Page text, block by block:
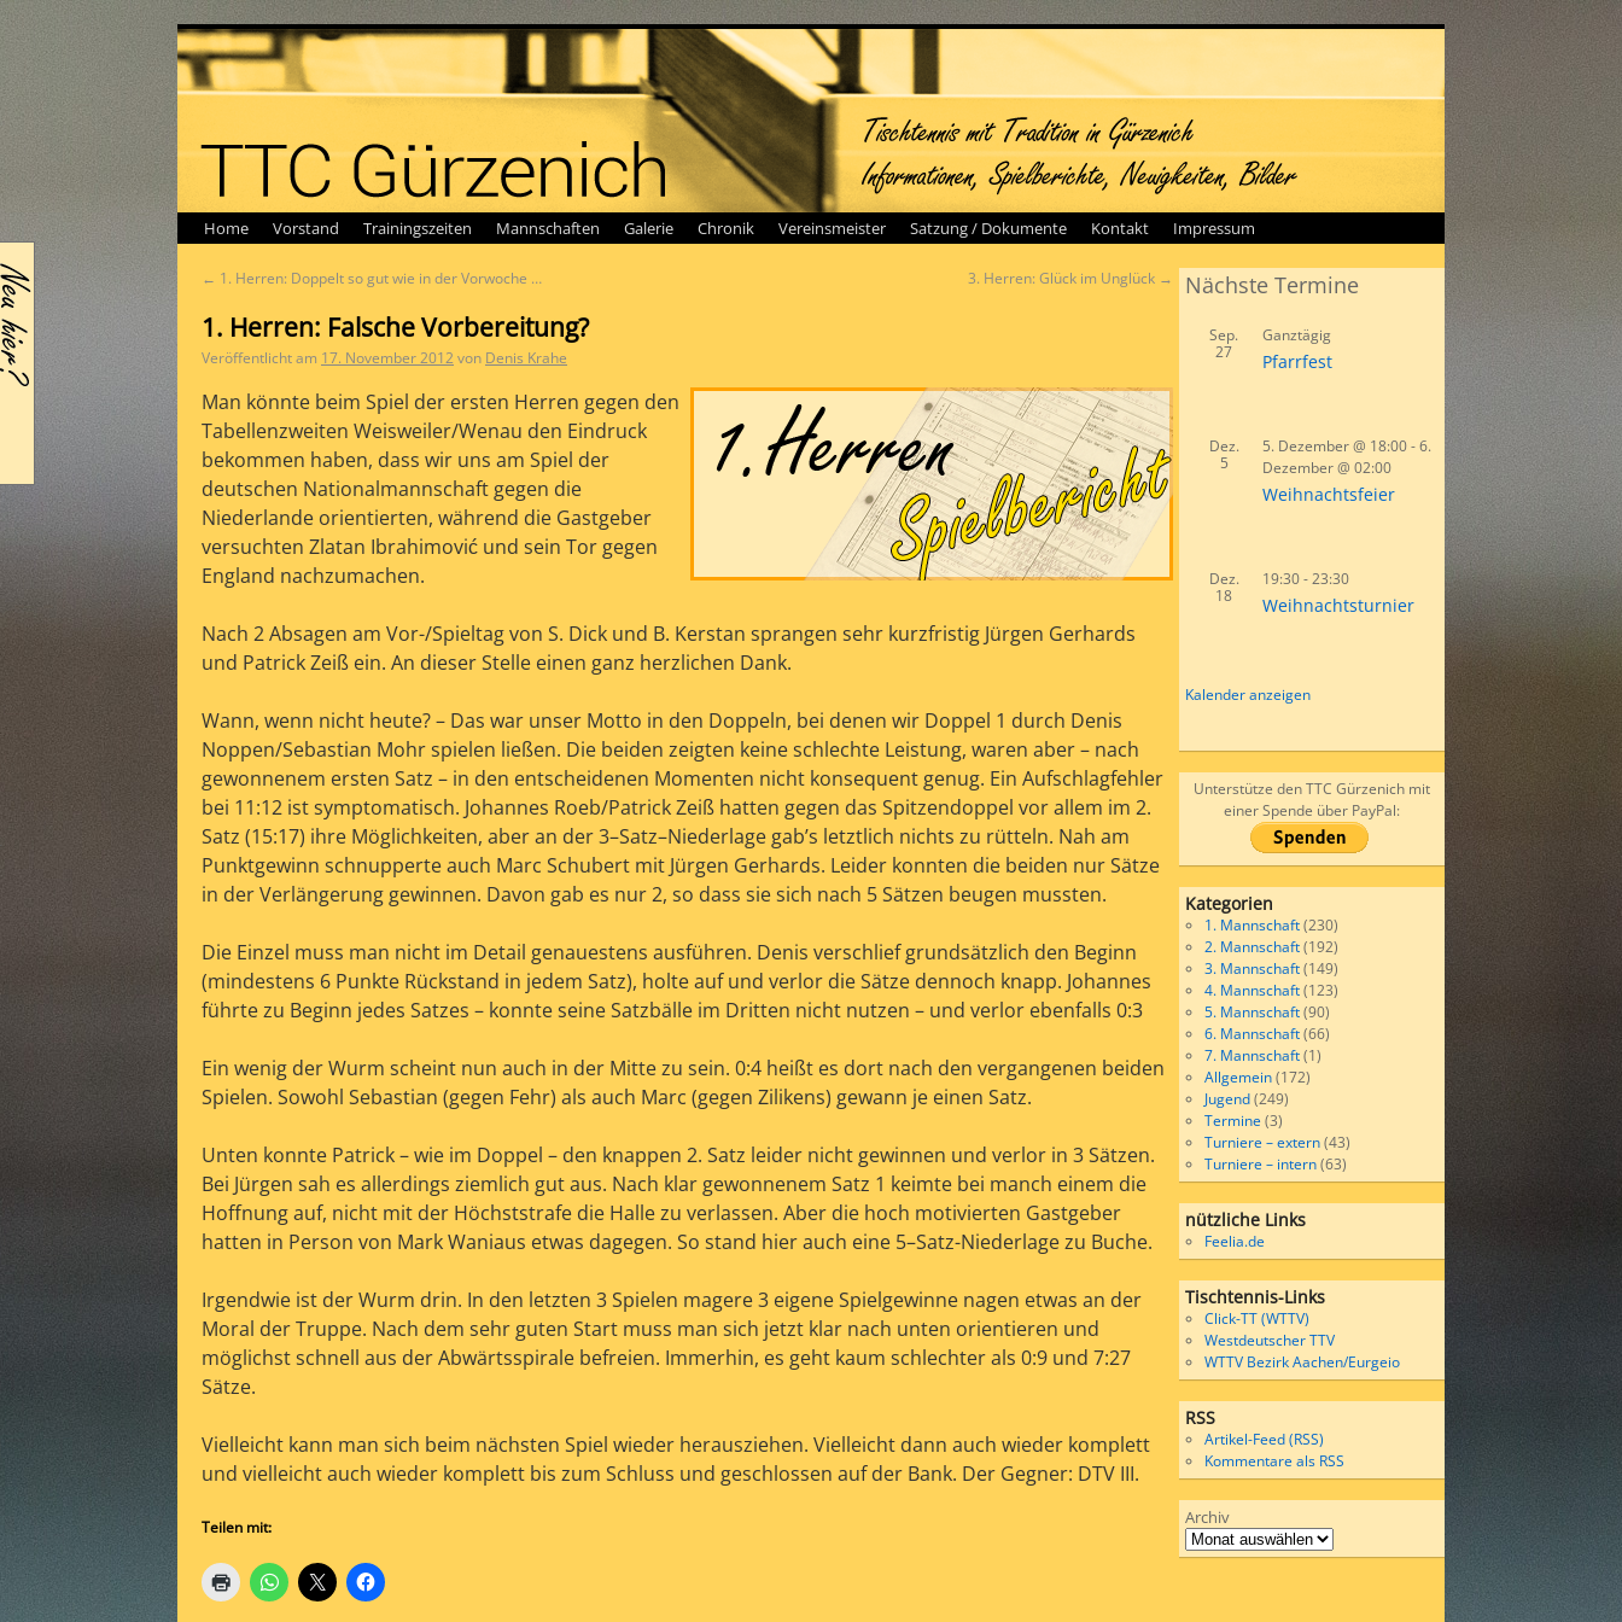
Home Vorstand Trainingszeiten Mannschaften Galerie Chronik Vereinsmeister Satzung / Dokumente Kontakt Impressum
← 1. Herren: Doppelt so gut wie in der Vorwoche … 3. Herren: Glück im Unglück →
1. Herren: Falsche Vorbereitung?
Veröffentlicht am 17. November 2012 von Denis Krahe
Man könnte beim Spiel der ersten Herren gegen den
Tabellenzweiten Weisweiler/Wenau den Eindruck
bekommen haben, dass wir uns am Spiel der
deutschen Nationalmannschaft gegen die
Niederlande orientierten, während die Gastgeber
versuchten Zlatan Ibrahimović und sein Tor gegen
England nachzumachen.
Nach 2 Absagen am Vor-/Spieltag von S. Dick und B. Kerstan sprangen sehr kurzfristig Jürgen Gerhards
und Patrick Zeiß ein. An dieser Stelle einen ganz herzlichen Dank.
Wann, wenn nicht heute? – Das war unser Motto in den Doppeln, bei denen wir Doppel 1 durch Denis
Noppen/Sebastian Mohr spielen ließen. Die beiden zeigten keine schlechte Leistung, waren aber – nach
gewonnenem ersten Satz – in den entscheidenen Momenten nicht konsequent genug. Ein Aufschlagfehler
bei 11:12 ist symptomatisch. Johannes Roeb/Patrick Zeiß hatten gegen das Spitzendoppel vor allem im 2.
Satz (15:17) ihre Möglichkeiten, aber an der 3–Satz–Niederlage gab’s letztlich nichts zu rütteln. Nah am
Punktgewinn schnupperte auch Marc Schubert mit Jürgen Gerhards. Leider konnten die beiden nur Sätze
in der Verlängerung gewinnen. Davon gab es nur 2, so dass sie sich nach 5 Sätzen beugen mussten.
Die Einzel muss man nicht im Detail genauestens ausführen. Denis verschlief grundsätzlich den Beginn
(mindestens 6 Punkte Rückstand in jedem Satz), holte auf und verlor die Sätze dennoch knapp. Johannes
führte zu Beginn jedes Satzes – konnte seine Satzbälle im Dritten nicht nutzen – und verlor ebenfalls 0:3
Ein wenig der Wurm scheint nun auch in der Mitte zu sein. 0:4 heißt es dort nach den vergangenen beiden
Spielen. Sowohl Sebastian (gegen Fehr) als auch Marc (gegen Zilikens) gewann je einen Satz.
Unten konnte Patrick – wie im Doppel – den knappen 2. Satz leider nicht gewinnen und verlor in 3 Sätzen.
Bei Jürgen sah es allerdings ziemlich gut aus. Nach klar gewonnenem Satz 1 keimte bei manch einem die
Hoffnung auf, nicht mit der Höchststrafe die Halle zu verlassen. Aber die hoch motivierten Gastgeber
hatten in Person von Mark Waniaus etwas dagegen. So stand hier auch eine 5–Satz-Niederlage zu Buche.
Irgendwie ist der Wurm drin. In den letzten 3 Spielen magere 3 eigene Spielgewinne nagen etwas an der
Moral der Truppe. Nach dem sehr guten Start muss man sich jetzt klar nach unten orientieren und
möglichst schnell aus der Abwärtsspirale befreien. Immerhin, es geht kaum schlechter als 0:9 und 7:27
Sätze.
Vielleicht kann man sich beim nächsten Spiel wieder herausziehen. Vielleicht dann auch wieder komplett
und vielleicht auch wieder komplett bis zum Schluss und geschlossen auf der Bank. Der Gegner: DTV III.
Teilen mit:
Nächste Termine
Sep.
27
Ganztägig
Pfarrfest
Dez.
5
5. Dezember @ 18:00-6.
Dezember @ 02:00
Weihnachtsfeier
Dez.
18
19:30-23:30
Weihnachtsturnier
Kalender anzeigen
Unterstütze den TTC Gürzenich mit
einer Spende über PayPal:
Kategorien
1. Mannschaft(230)
2. Mannschaft(192)
3. Mannschaft(149)
4. Mannschaft(123)
5. Mannschaft(90)
6. Mannschaft(66)
7. Mannschaft(1)
Allgemein(172)
Jugend(249)
Termine(3)
Turniere – extern(43)
Turniere – intern(63)
nützliche Links
Feelia.de
Tischtennis-Links
Click-TT (WTTV)
Westdeutscher TTV
WTTV Bezirk Aachen/Eurgeio
RSS
Artikel-Feed (RSS)
Kommentare als RSS
Archiv